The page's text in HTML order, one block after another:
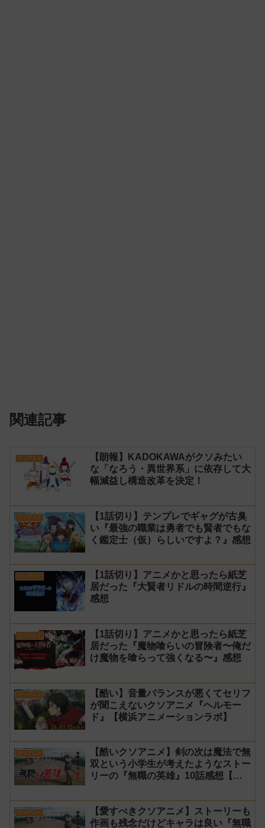
関連記事
クソアニメ
【朗報】KADOKAWAがクソみたい
な「なろう・異世界系」に依存して大
幅減益し構造改革を決定！
クソアニメ
【1話切り】テンプレでギャグが古臭
い『最強の職業は勇者でも賢者でもな
く鑑定士（仮）らしいですよ？』感想
クソアニメ
【1話切り】アニメかと思ったら紙芝
居だった『大賢者リドルの時間逆行』
感想
クソアニメ
【1話切り】アニメかと思ったら紙芝
居だった『魔物喰らいの冒険者〜俺だ
け魔物を喰らって強くなる〜』感想
クソアニメ
【酷い】音量バランスが悪くてセリフ
が聞こえないクソアニメ『ヘルモー
ド』【横浜アニメーションラボ】
クソアニメ
【酷いクソアニメ】剣の次は魔法で無
双という小学生が考えたようなストー
リーの『無職の英雄』10話感想【キ
クソアニメ
【愛すべきクソアニメ】ストーリーも
作画も残念だけどキャラは良い『無職